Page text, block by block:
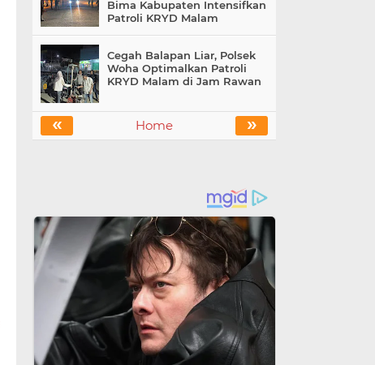
Bima Kabupaten Intensifkan
Patroli KRYD Malam
Cegah Balapan Liar, Polsek
Woha Optimalkan Patroli
KRYD Malam di Jam Rawan
« »
Home